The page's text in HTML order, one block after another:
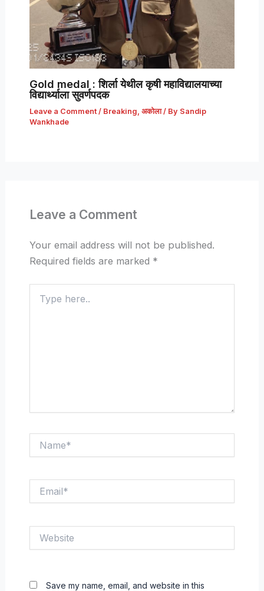
Gold medal : शिर्ला येथील कृषी महाविद्यालयाच्या
विद्यार्थ्याला सुवर्णपदक
Leave a Comment / Breaking, अकोला/ By Sandip
Wankhade
Leave a Comment
Your email address will not be published.
Required fields are marked *
here..
Save my name, email, and website in this